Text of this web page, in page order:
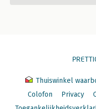
Thuiswinkel
Colofon
Privacy